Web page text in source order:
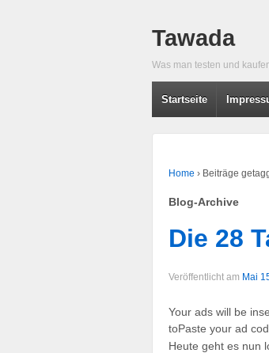
Tawada
Was man testen und
Startseite
Home › Beiträge
Blog-Archive
Die 28
Veröffentlicht am Mai
Your ads will be
toPaste your ad
Heute geht es nun